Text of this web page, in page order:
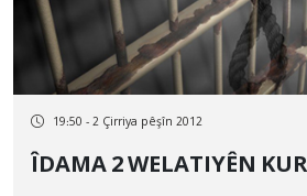
19:50 - 2 Çirriya pêşîn 2012